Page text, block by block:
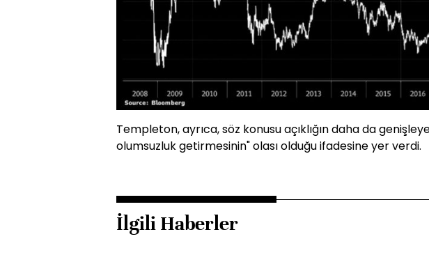
Templeton, ayrıca, söz konusu açıklığın daha da
olumsuzluk getirmesinin" olası olduğu ifadesine yer verdi.
İlgili Haberler